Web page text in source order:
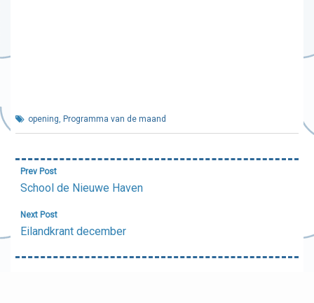
opening Programma van de maand
Bericht
navigatie
Prev Post
School de Nieuwe Haven
Next Post
Eilandkrant december